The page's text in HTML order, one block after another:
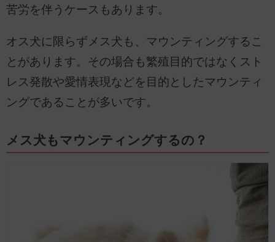
苦労を伴うケースもあります。
オス犬に限らずメス犬も、マウンティングするこ
とがあります。その場合も繁殖目的ではなくスト
レス発散や愛情表現などを目的としたマウンティ
ングであることが多いです。
メス犬もマウンティングするの？